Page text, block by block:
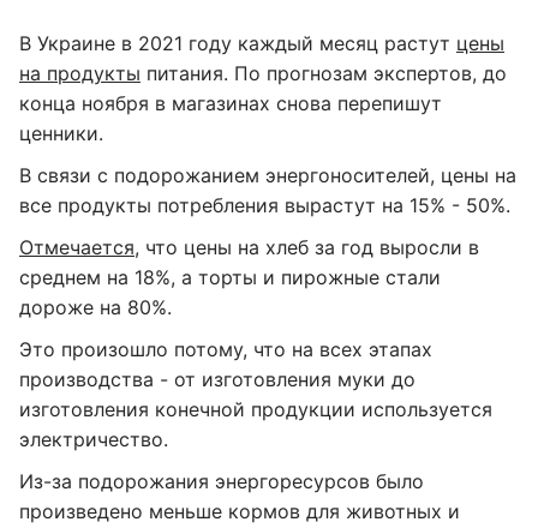
В Украине в 2021 году каждый месяц растут цены
на продукты питания. По прогнозам экспертов, до
конца ноября в магазинах снова перепишут
ценники.
В связи с подорожанием энергоносителей, цены на
все продукты потребления вырастут на 15% - 50%.
Отмечается, что цены на хлеб за год выросли в
среднем на 18%, а торты и пирожные стали
дороже на 80%.
Это произошло потому, что на всех этапах
производства - от изготовления муки до
изготовления конечной продукции используется
электричество.
Из-за подорожания энергоресурсов было
произведено меньше кормов для животных и